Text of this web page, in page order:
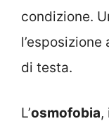
condizione.
di testa.
L’osmofobia,